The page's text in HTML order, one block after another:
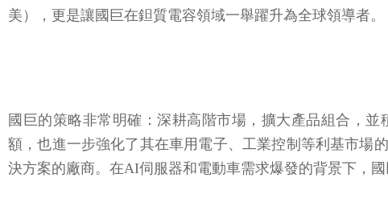
美），更是讓國巨在鉭質電容領域一舉躍升為全球領導者。
國巨的策略非常明確：深耕高階市場，擴大產品組合，
額，也進一步強化了其在車用電子、工業控制等利基市場
決方案的廠商。在AI伺服器和電動車需求爆發的背景下，